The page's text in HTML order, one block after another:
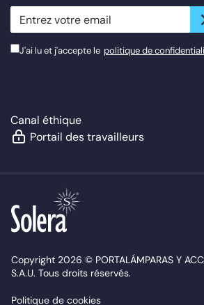
newsletter.suscribe
J'ai lu et j'accepte le politique de
Canal éthique
Portail des travailleurs
Copyright 2026 © PORTALÁMPARAS Y
S.A.U. Tous droits réservés.
Politique de cookies